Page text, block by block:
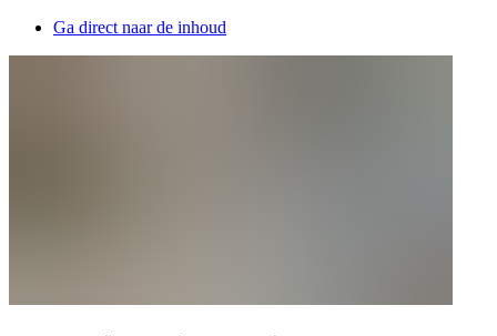
Ga direct naar de inhoud